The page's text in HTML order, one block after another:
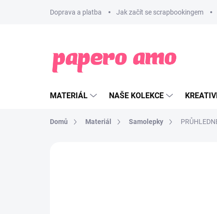
Doprava a platba Jak začít se scrapbookingem
MATERIÁL NAŠE KOLEKCE
Domů Materiál Samolepky